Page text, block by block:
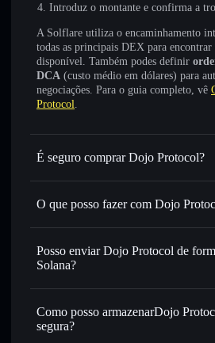
Introduz o montante e confirma a
A Solflare utiliza o encaminhamento
todas as principais DEX para
disponível. Também podes definir
DCA (custo médio em dólares) para
negociações. Para o guia completo, vê
Protocol.
É seguro comprar Dojo Protocol?
Dojo Protocol não está verificado
O que posso fazer com Dojo
Dojo Protocol
Carteira
Trocar instantaneamente— trocar
USDC ou milhares de outros tokens
melhor preço disponível
Definir ordens limite— automatizar
preço-alvo para DOAI
Posso enviar Dojo Protocol de
Solana?
Como posso armazenarDojo
segura?